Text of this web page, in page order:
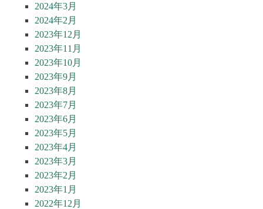
2024年3月
2024年2月
2023年12月
2023年11月
2023年10月
2023年9月
2023年8月
2023年7月
2023年6月
2023年5月
2023年4月
2023年3月
2023年2月
2023年1月
2022年12月